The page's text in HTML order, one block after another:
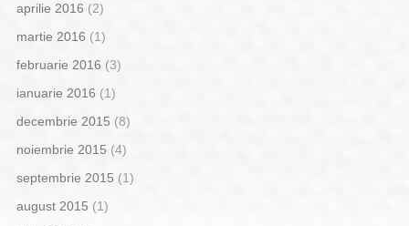
aprilie 2016 (2)
martie 2016 (1)
februarie 2016 (3)
ianuarie 2016 (1)
decembrie 2015 (8)
noiembrie 2015 (4)
septembrie 2015 (1)
august 2015 (1)